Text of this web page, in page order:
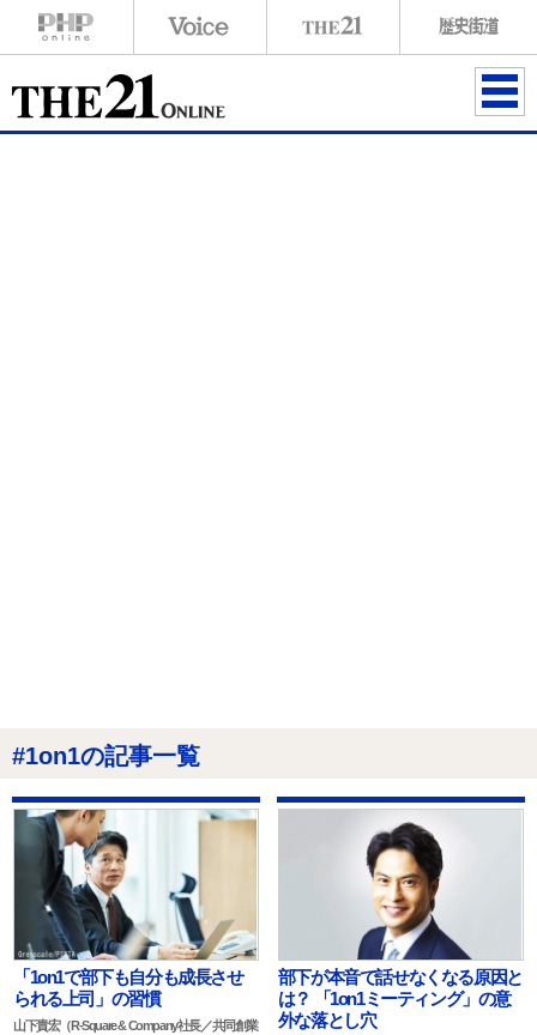
#1on1の記事一覧
「1on1で部下も自分も成長させ
られる上司」の習慣
山下貴宏（R-Square & Company社長／共同創業
部下が本音で話せなくなる原因と
は？ 「1on1ミーティング」の意
外な落とし穴